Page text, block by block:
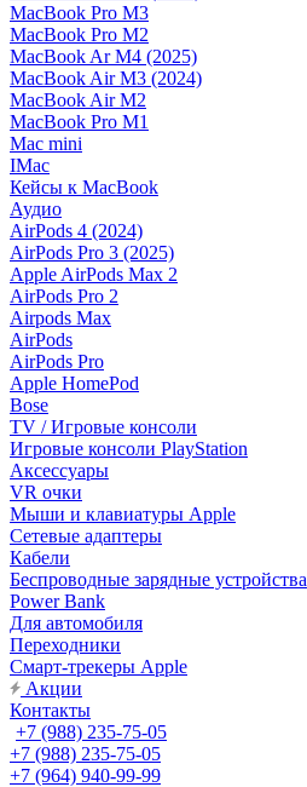
MacBook Pro M3
MacBook Pro M2
MacBook Ar M4 (2025)
MacBook Air M3 (2024)
MacBook Air M2
MacBook Pro M1
Mac mini
IMac
Кейсы к MacBook
Аудио
AirPods 4 (2024)
AirPods Pro 3 (2025)
Apple AirPods Max 2
AirPods Pro 2
Airpods Max
AirPods
AirPods Pro
Apple HomePod
Bose
TV / Игровые консоли
Игровые консоли PlayStation
Аксессуары
VR очки
Мыши и клавиатуры Apple
Сетевые адаптеры
Кабели
Беспроводные зарядные устройства
Power Bank
Для автомобиля
Переходники
Смарт-трекеры Apple
Акции
Контакты
+7 (988) 235-75-05
+7 (988) 235-75-05
+7 (964) 940-99-99